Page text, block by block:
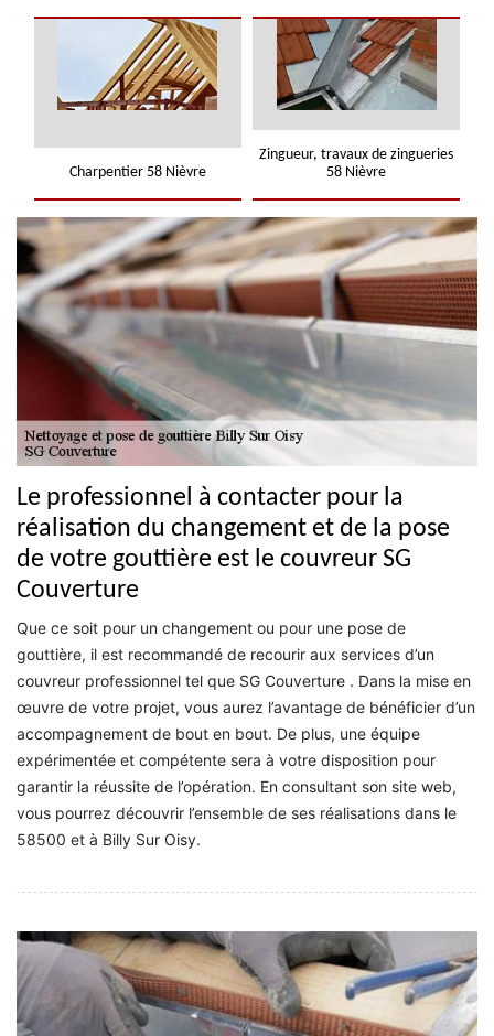
Charpentier 58 Nièvre
Zingueur, travaux de zingueries
58 Nièvre
Le professionnel à contacter pour la
réalisation du changement et de la pose
de votre gouttière est le couvreur SG
Couverture
Que ce soit pour un changement ou pour une pose de
gouttière, il est recommandé de recourir aux services d’un
couvreur professionnel tel que SG Couverture . Dans la mise en
œuvre de votre projet, vous aurez l’avantage de bénéficier d’un
accompagnement de bout en bout. De plus, une équipe
expérimentée et compétente sera à votre disposition pour
garantir la réussite de l’opération. En consultant son site web,
vous pourrez découvrir l’ensemble de ses réalisations dans le
58500 et à Billy Sur Oisy.